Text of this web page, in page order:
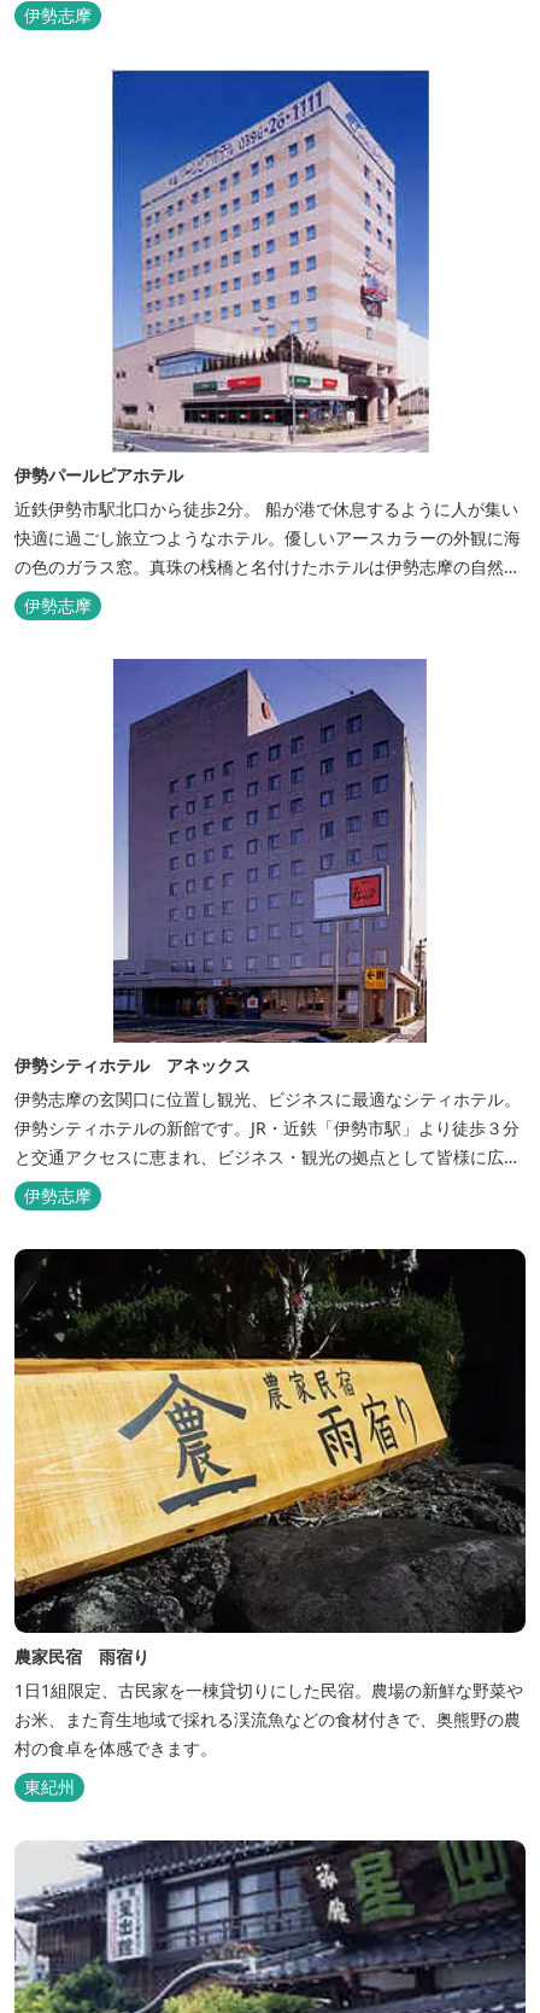
ただけます。
伊勢志摩
伊勢パールピアホテル
近鉄伊勢市駅北口から徒歩2分。 船が港で休息するように人が集い
快適に過ごし旅立つようなホテル。優しいアースカラーの外観に海
の色のガラス窓。真珠の桟橋と名付けたホテルは伊勢志摩の自然保
護への思いか省エネルギーへの工夫と設備を備えています。 和食・
イタリアンレストランがございます。 また、宿泊のお客様は途中出
入り自由立体駐車場を無料でお使いいただけます。
伊勢志摩
伊勢シティホテル アネックス
伊勢志摩の玄関口に位置し観光、ビジネスに最適なシティホテル。
伊勢シティホテルの新館です。JR・近鉄「伊勢市駅」より徒歩３分
と交通アクセスに恵まれ、ビジネス・観光の拠点として皆様に広く
ご利用いただいております。１階には、しゃぶしゃぶと日本料理の
「伊勢みやび」があります。
伊勢志摩
農家民宿 雨宿り
1日1組限定、古民家を一棟貸切りにした民宿。農場の新鮮な野菜や
お米、また育生地域で採れる渓流魚などの食材付きで、奥熊野の農
村の食卓を体感できます。
東紀州